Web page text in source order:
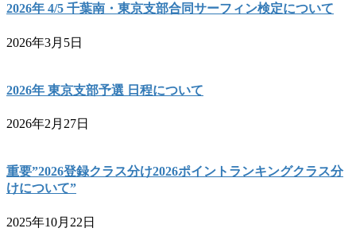
2026年 4/5 千葉南・東京支部合同サーフィン検定について
2026年3月5日
2026年 東京支部予選 日程について
2026年2月27日
重要”2026登録クラス分け2026ポイントランキングクラス分
けについて”
2025年10月22日